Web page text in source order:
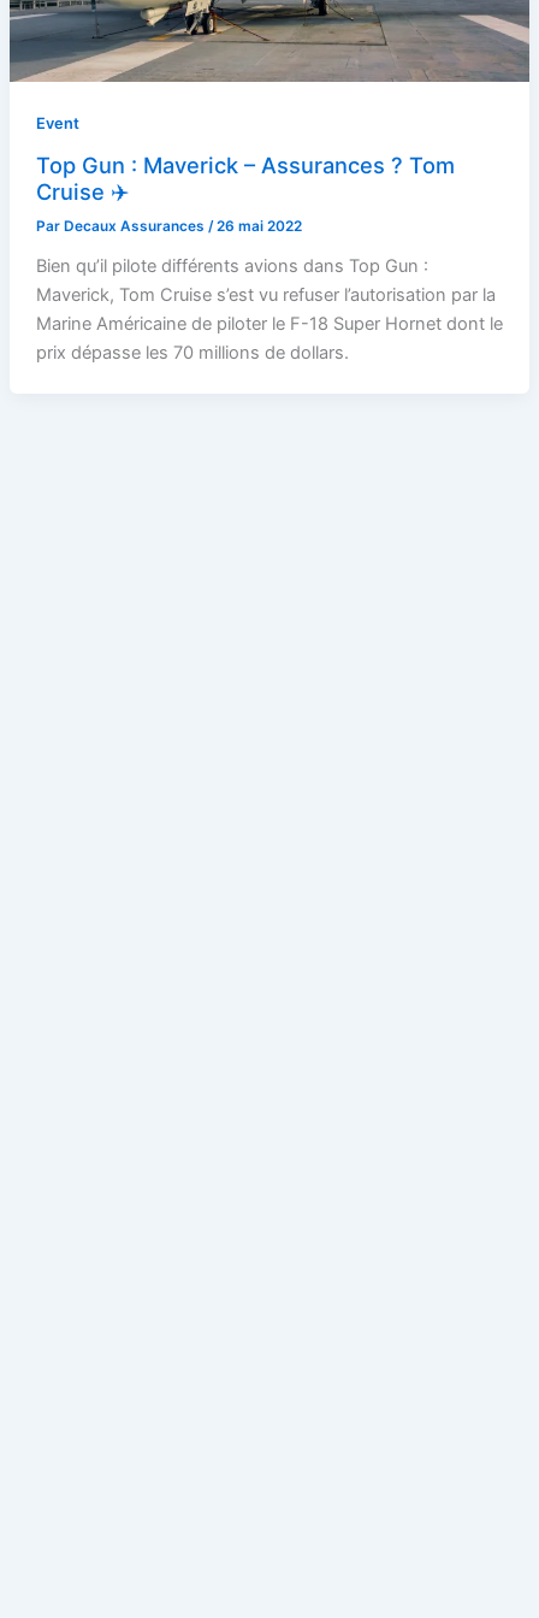
Event
Top Gun : Maverick – Assurances ? Tom
Cruise ✈️
Par Decaux Assurances /26 mai 2022
Bien qu’il pilote différents avions dans Top Gun :
Maverick, Tom Cruise s’est vu refuser l’autorisation par la
Marine Américaine de piloter le F-18 Super Hornet dont le
prix dépasse les 70 millions de dollars.